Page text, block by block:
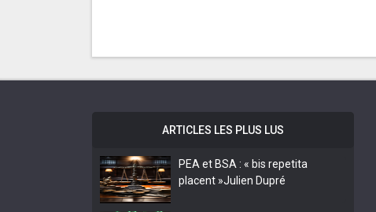
ARTICLES LES PLUS LUS
PEA et BSA : « bis repetita
placent »Julien Dupré